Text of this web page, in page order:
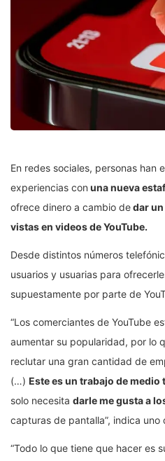
En redes sociales, personas han
experiencias con una nueva
ofrece dinero a cambio dedar un
vistas en videos de YouTube.
Desde distintos números
usuarios y usuarias para
supuestamente por parte de
“Los comerciantes de YouTube
aumentar su popularidad, por lo
reclutar una gran cantidad de
(…) Este es un trabajo de
solo necesita darle me gusta a
capturas de pantalla”, indica uno
“Todo lo que tiene que hacer es